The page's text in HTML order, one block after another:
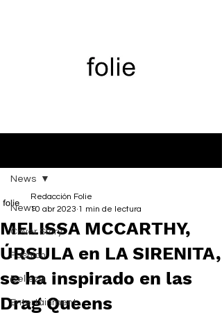
News
Cover Story
Fashion
Belleza
Entertainment
News
MELISSA MCCARTHY,
ÚRSULA en LA SIRENITA,
se ha inspirado en las
Drag Queens
Redacción Folie
10 abr 2023 1 min de lectura